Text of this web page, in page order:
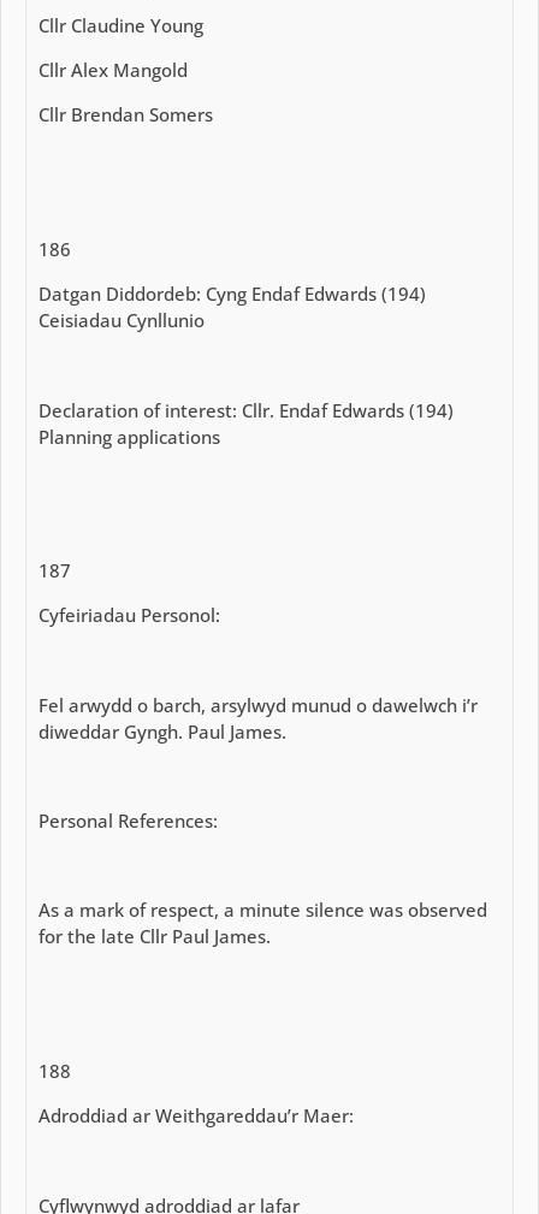
Cllr Claudine Young
Cllr Alex Mangold
Cllr Brendan Somers
186
Datgan Diddordeb: Cyng Endaf Edwards (194)
Ceisiadau Cynllunio
Declaration of interest: Cllr. Endaf Edwards (194)
Planning applications
187
Cyfeiriadau Personol:
Fel arwydd o barch, arsylwyd munud o dawelwch i’r
diweddar Gyngh. Paul James.
Personal References:
As a mark of respect, a minute silence was observed
for the late Cllr Paul James.
188
Adroddiad ar Weithgareddau’r Maer:
Cyflwynwyd adroddiad ar lafar